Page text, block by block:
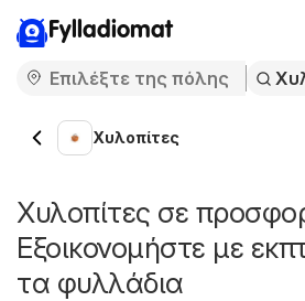
Fylladiomat
Χυλοπίτες
Χυλοπίτες σε
Εξοικονομήστε με
τα φυλλάδια